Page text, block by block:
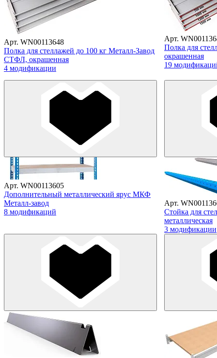
Арт. WN00113648
Полка для стеллажей до 100 кг Металл-Завод
СТФЛ, окрашенная
4 модификации
Арт.
Полка для
окрашенная
19
Арт. WN00113605
Дополнительный металлический ярус МКФ
Металл-завод
8 модификаций
Арт.
Стойка для
металлическая
3 модификации